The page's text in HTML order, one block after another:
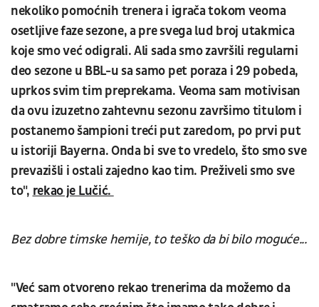
nekoliko pomoćnih trenera i igrača tokom veoma
osetljive faze sezone, a pre svega lud broj utakmica
koje smo već odigrali. Ali sada smo završili regularni
deo sezone u BBL-u sa samo pet poraza i 29 pobeda,
uprkos svim tim preprekama. Veoma sam motivisan
da ovu izuzetno zahtevnu sezonu završimo titulom i
postanemo šampioni treći put zaredom, po prvi put
u istoriji Bayerna. Onda bi sve to vredelo, što smo sve
prevazišli i ostali zajedno kao tim. Preživeli smo sve
to", rekao je Lučić.
Bez dobre timske hemije, to teško da bi bilo moguće...
"Već sam otvoreno rekao trenerima da možemo da